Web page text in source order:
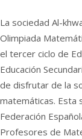
La sociedad Al-
Olimpiada
el tercer ciclo de
Educación
de disfrutar de la
matemáticas. Esta
Federación
Profesores de